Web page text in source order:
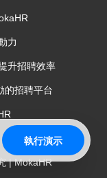
執行演示
力
升招聘效率
的招聘平台
| MokaHR